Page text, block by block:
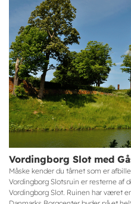
Vordingborg Slot med
Måske kender du tårnet som er
Vordingborg Slotsruin er resterne af
Vordingborg Slot. Ruinen har været